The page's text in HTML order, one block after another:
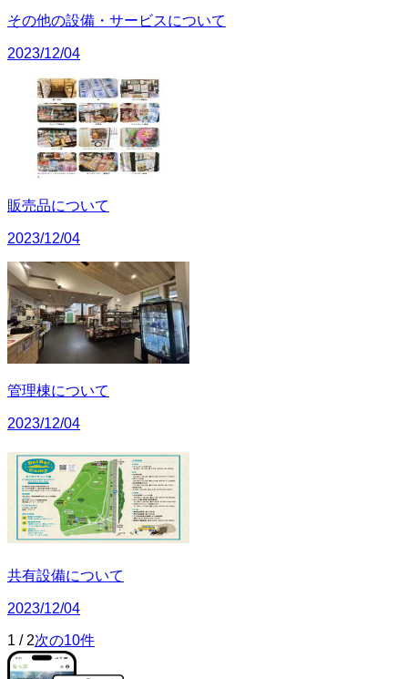
その他の設備・サービスについて
2023/12/04
販売品について
2023/12/04
管理棟について
2023/12/04
共有設備について
2023/12/04
1 / 2次の10件